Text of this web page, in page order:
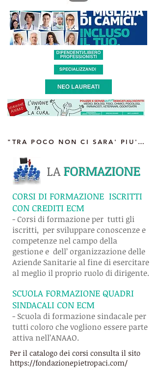
"TRA POCO NON CI SARA' PIU' CHI TI CURA" intervista del Segretario Regionale Anaao Campania
LAFORMAZIONE
CORSI DI FORMAZIONE ISCRITTI
CON CREDITI ECM
- Corsi di formazione per tutti gli
iscritti, per sviluppare conoscenze e
competenze nel campo della
gestione e dell’ organizzazione delle
Aziende Sanitarie al fine di esercitare
al meglio il proprio ruolo di dirigente.
SCUOLA FORMAZIONE QUADRI
SINDACALI CON ECM
- Scuola di formazione sindacale per
tutti coloro che vogliono essere parte
attiva nell’ANAAO.
Per il catalogo dei corsi consulta il sito
https://fondazionepietropaci.com/